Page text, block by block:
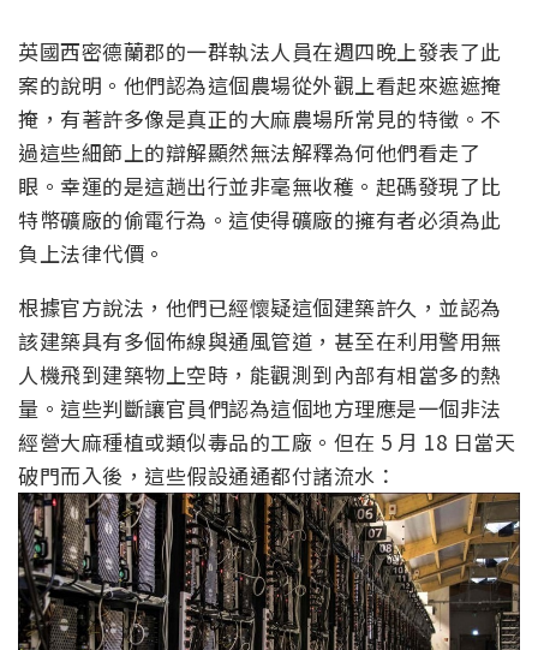
英國西密德蘭郡的一群執法人員在週四晚上發表了此
案的說明。他們認為這個農場從外觀上看起來遮遮掩
掩，有著許多像是真正的大麻農場所常見的特徵。不
過這些細節上的辯解顯然無法解釋為何他們看走了
眼。幸運的是這趟出行並非毫無收穫。起碼發現了比
特幣礦廠的偷電行為。這使得礦廠的擁有者必須為此
負上法律代價。
根據官方說法，他們已經懷疑這個建築許久，並認為
該建築具有多個佈線與通風管道，甚至在利用警用無
人機飛到建築物上空時，能觀測到內部有相當多的熱
量。這些判斷讓官員們認為這個地方理應是一個非法
經營大麻種植或類似毒品的工廠。但在 5 月 18 日當天
破門而入後，這些假設通通都付諸流水：